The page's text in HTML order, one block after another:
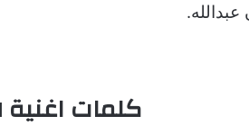
عبدالله.
كلمات اغنية